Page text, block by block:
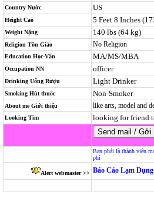
Country Nước US
Height Cao 5 Feet 8 Inches
Weight Nặng 140 lbs (64 kg)
Religion Tôn Giáo No Religion
Education Học-Vấn MA/MS/MBA
Occupation NN officer
Drinking Uống Rượu Light Drinker
Smoking Hút thuốc Non-Smoker
About me Giới thiệu like arts, model and
Looking Tìm looking for friend
Bạn phải là thành viên
phí
Alert webmaster >> Báo Cáo Lạm